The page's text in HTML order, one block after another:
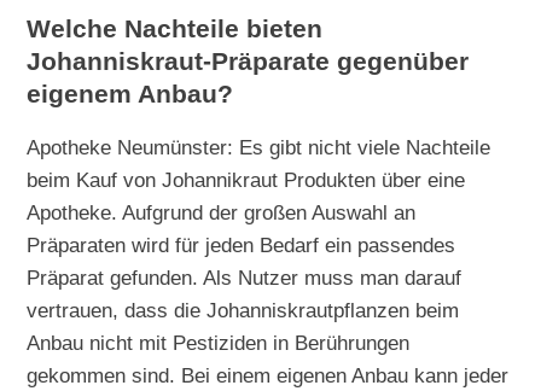
Welche Nachteile bieten
Johanniskraut-Präparate gegenüber
eigenem Anbau?
Apotheke Neumünster: Es gibt nicht viele Nachteile
beim Kauf von Johannikraut Produkten über eine
Apotheke. Aufgrund der großen Auswahl an
Präparaten wird für jeden Bedarf ein passendes
Präparat gefunden. Als Nutzer muss man darauf
vertrauen, dass die Johanniskrautpflanzen beim
Anbau nicht mit Pestiziden in Berührungen
gekommen sind. Bei einem eigenen Anbau kann jeder